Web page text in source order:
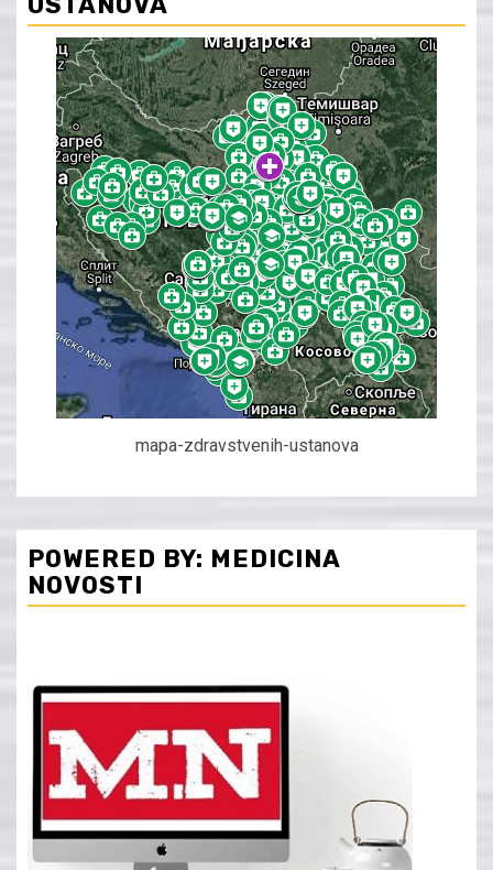
mapa-zdravstvenih-ustanova
POWERED BY: MEDICINA
NOVOSTI